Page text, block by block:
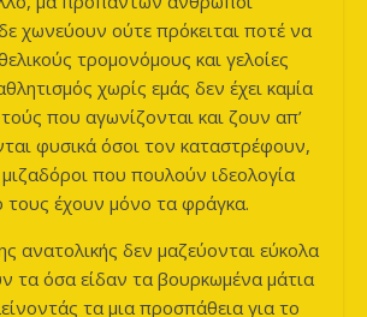
χωνεύουν ούτε πρόκειται ποτέ να
τρομονόμους και γελοίες
χωρίς εμάς δεν έχει καμία
που αγωνίζονται και ζουν απ’
φυσικά όσοι τον καταστρέφουν,
που πουλούν ιδεολογία
τους έχουν μόνο τα φράγκα.
ανατολικής δεν μαζεύονται εύκολα
τα όσα είδαν τα βουρκωμένα μάτια
τα μια προσπάθεια για το